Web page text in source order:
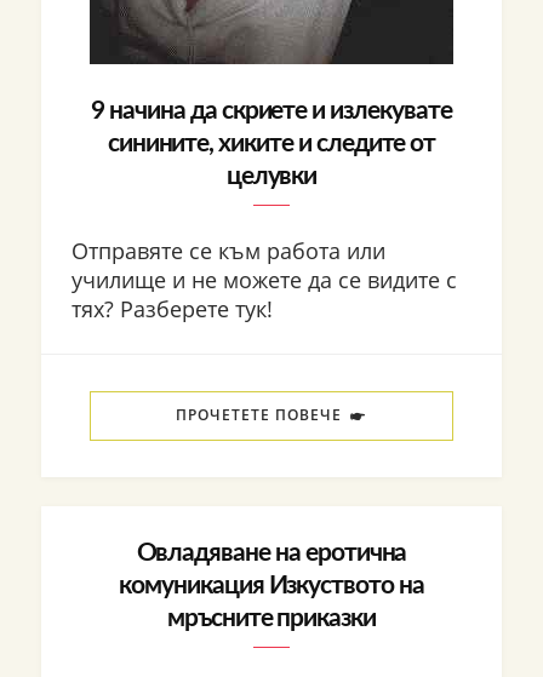
9 начина да скриете и излекувате
синините, хиките и следите от
целувки
Отправяте се към работа или
училище и не можете да се видите с
тях? Разберете тук!
ПРОЧЕТЕТЕ ПОВЕЧЕ
Овладяване на еротична
комуникация Изкуството на
мръсните приказки